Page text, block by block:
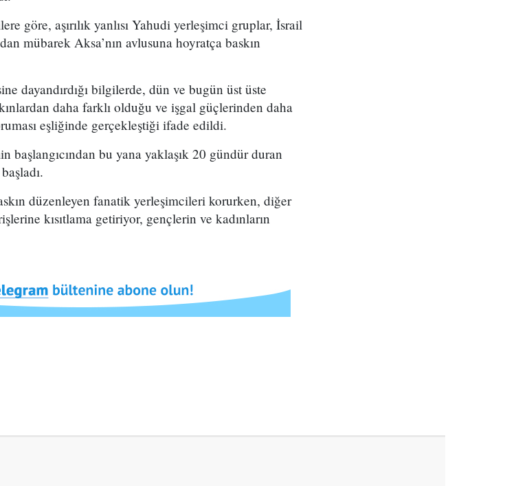
göre, aşırılık yanlısı Yahudi yerleşimci gruplar, İsrail
mübarek Aksa’nın avlusuna hoyratça baskın
dayandırdığı bilgilerde, dün ve bugün üst üste
daha farklı olduğu ve işgal güçlerinden daha
eşliğinde gerçekleştiği ifade edildi.
başlangıcından bu yana yaklaşık 20 gündür duran
düzenleyen fanatik yerleşimcileri korurken, diğer
kısıtlama getiriyor, gençlerin ve kadınların